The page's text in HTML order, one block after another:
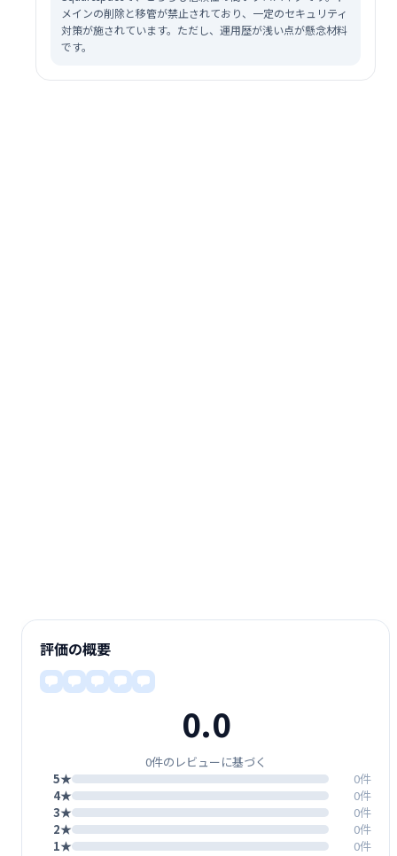
メインの削除と移管が禁止されており、一定のセキュリティ
対策が施されています。ただし、運用歴が浅い点が懸念材料
です。
評価の概要
0.0
0件のレビューに基づく
5★
0件
4★
0件
3★
0件
2★
0件
1★
0件